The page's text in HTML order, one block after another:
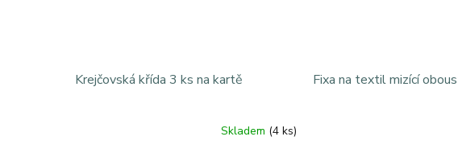
Krejčovská křída 3 ks na kartě
Skladem (4 ks)
Fixa na textil mizící